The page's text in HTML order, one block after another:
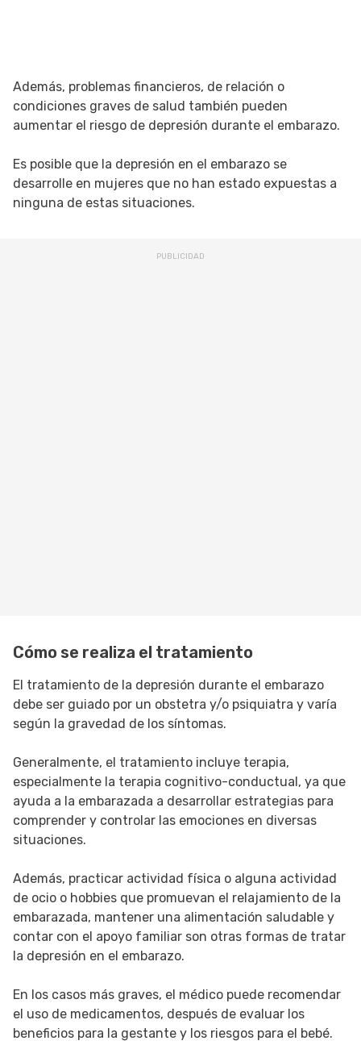
Además, problemas financieros, de relación o
condiciones graves de salud también pueden
aumentar el riesgo de depresión durante el embarazo.
Es posible que la depresión en el embarazo se
desarrolle en mujeres que no han estado expuestas a
ninguna de estas situaciones.
Cómo se realiza el tratamiento
El tratamiento de la depresión durante el embarazo
debe ser guiado por un obstetra y/o psiquiatra y varía
según la gravedad de los síntomas.
Generalmente, el tratamiento incluye terapia,
especialmente la terapia cognitivo-conductual, ya que
ayuda a la embarazada a desarrollar estrategias para
comprender y controlar las emociones en diversas
situaciones.
Además, practicar actividad física o alguna actividad
de ocio o hobbies que promuevan el relajamiento de la
embarazada, mantener una alimentación saludable y
contar con el apoyo familiar son otras formas de tratar
la depresión en el embarazo.
En los casos más graves, el médico puede recomendar
el uso de medicamentos, después de evaluar los
beneficios para la gestante y los riesgos para el bebé.